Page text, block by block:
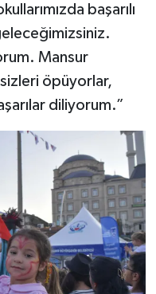
başarılı
Mansur
öpüyorlar,
diliyorum.”